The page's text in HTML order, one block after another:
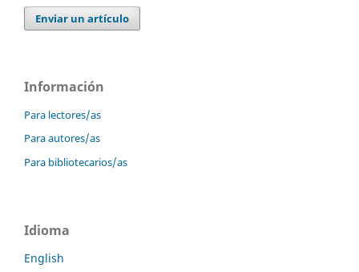
Enviar un artículo
Información
Para lectores/as
Para autores/as
Para bibliotecarios/as
Idioma
English